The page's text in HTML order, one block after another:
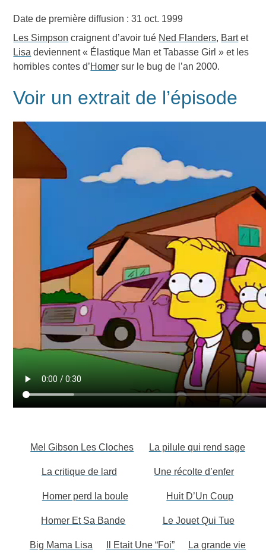
Date de première diffusion : 31 oct. 1999
Les Simpson craignent d’avoir tué Ned Flanders, Bartet
Lisa deviennent « Élastique Man et Tabasse Girl » et les
horribles contes d’Homer sur le bug de l’an 2000.
Voir un extrait de l’épisode
Mel Gibson Les Cloches La pilule qui rend sage
La critique de lard Une récolte d’enfer
Homer perd la boule Huit D’Un Coup
Homer Et Sa Bande Le Jouet Qui Tue
Big Mama Lisa Il Etait Une “Foi” La grande vie